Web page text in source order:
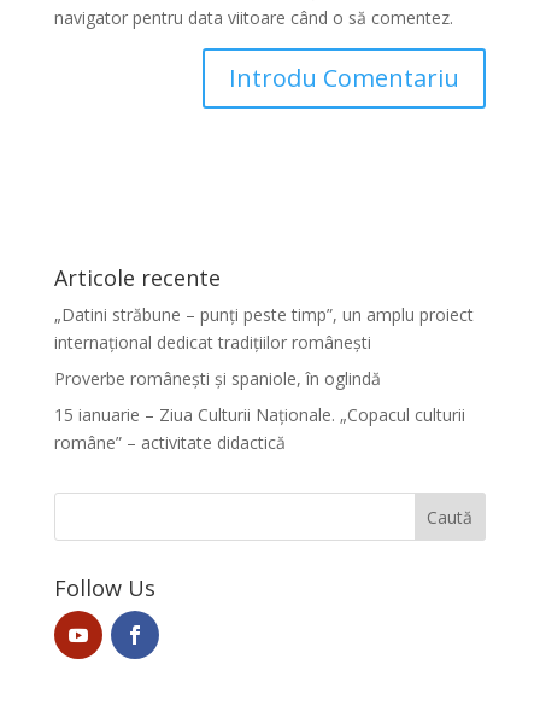
navigator pentru data viitoare când o să comentez.
Articole recente
„Datini străbune – punți peste timp”, un amplu proiect
internațional dedicat tradițiilor românești
Proverbe românești și spaniole, în oglindă
15 ianuarie – Ziua Culturii Naționale. „Copacul culturii
române” – activitate didactică
Follow Us